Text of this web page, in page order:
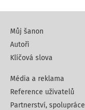
Můj šanon
Autoři
Klíčová slova
Média a reklama
Reference uživatelů
Partnerství, spolupráce